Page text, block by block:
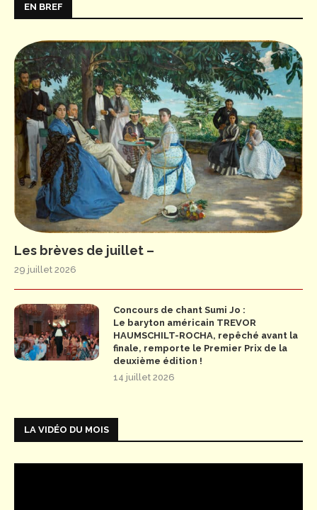
EN BREF
Les brèves de juillet –
29 juillet 2026
Concours de chant Sumi Jo :
Le baryton américain TREVOR
HAUMSCHILT-ROCHA, repêché avant la
finale, remporte le Premier Prix de la
deuxième édition !
14 juillet 2026
LA VIDÉO DU MOIS